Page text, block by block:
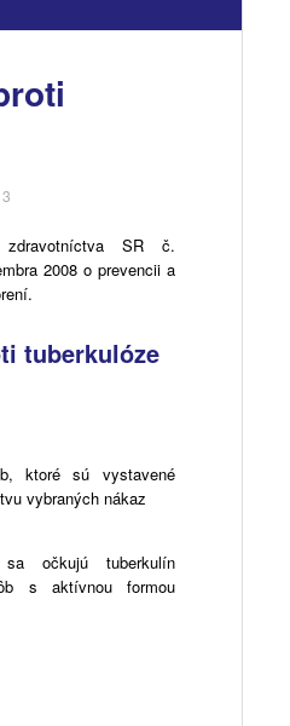
zdravotníctva SR č.
2008 o prevencii a
tuberkulóze
ktoré sú vystavené
vybraných nákaz
očkujú tuberkulín
s aktívnou formou